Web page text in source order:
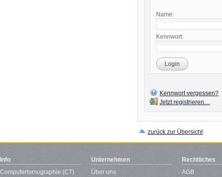
Name:
Kennwort:
Login
Kennwort vergessen?
Jetzt registrieren…
zurück zur Übersicht
Info
Computertomographie (CT)
Unternehmen
Über uns
Rechtliches
AGB